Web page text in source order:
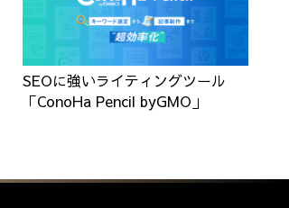
SEOに強いライティングツール
「ConoHa Pencil byGMO」